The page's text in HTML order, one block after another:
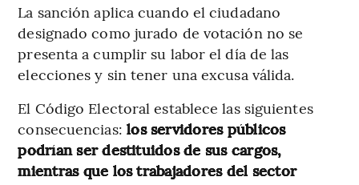
La sanción aplica cuando el ciudadano
designado como jurado de votación no se
presenta a cumplir su labor el día de las
elecciones y sin tener una excusa válida.
El Código Electoral establece las siguientes
consecuencias: los servidores públicos
podrían ser destituidos de sus cargos,
mientras que los trabajadores del sector